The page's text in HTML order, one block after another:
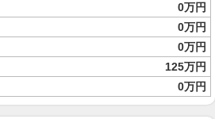
0万円
0万円
0万円
125万円
0万円